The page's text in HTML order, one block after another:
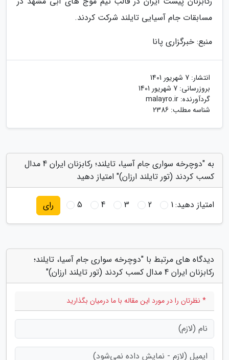
مسابقات جام آسیایی تایلند شرکت کردند.
منبع: خبرگزاری پانا
انتشار: 7 شهریور 1401
بروزرسانی: 7 شهریور 1401
گردآورنده: malayro.ir
شناسه مطلب: 2386
به "دوچرخه سواری جام آسیا، تایلند؛ رکابزنان ایران 4 مدال
کسب کردند (تور تایلند ارزان)" امتیاز دهید
امتیاز دهید:1
2
3
4
5 رای
دیدگاه های مرتبط با "دوچرخه سواری جام آسیا، تایلند؛
رکابزنان ایران 4 مدال کسب کردند (تور تایلند ارزان)"
* نظرتان را در مورد این مقاله با ما درمیان بگذارید